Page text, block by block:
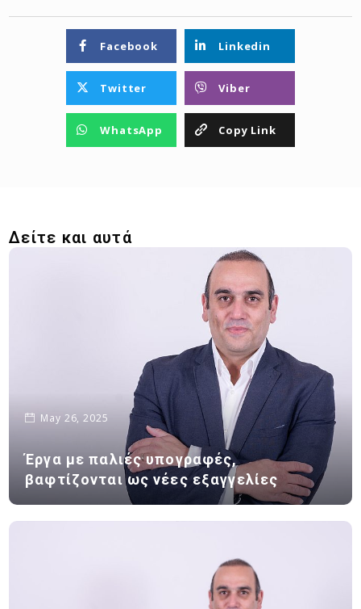
Facebook Linkedin
Twitter Viber
WhatsApp Copy Link
Δείτε και αυτά
May 26, 2025
Έργα με παλιές υπογραφές,
βαφτίζονται ως νέες εξαγγελίες